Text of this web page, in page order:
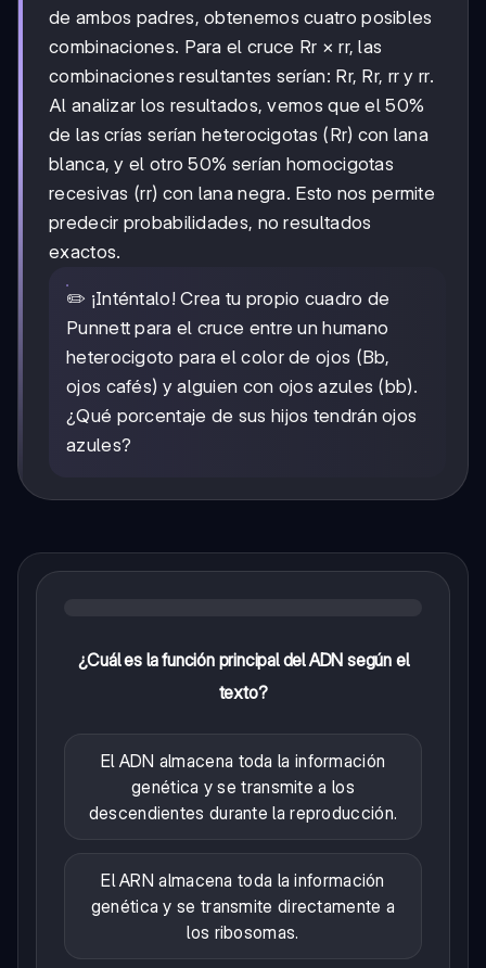
de ambos padres, obtenemos cuatro posibles
combinaciones. Para el cruce Rr × rr, las
combinaciones resultantes serían: Rr, Rr, rr y rr.
Al analizar los resultados, vemos que el 50%
de las crías serían heterocigotas (Rr) con lana
blanca, y el otro 50% serían homocigotas
recesivas (rr) con lana negra. Esto nos permite
predecir probabilidades, no resultados
exactos.
✏️ ¡Inténtalo! Crea tu propio cuadro de
Punnett para el cruce entre un humano
heterocigoto para el color de ojos (Bb,
ojos cafés) y alguien con ojos azules (bb).
¿Qué porcentaje de sus hijos tendrán ojos
azules?
¿Cuál es la función principal del ADN según el
texto?
El ADN almacena toda la información
genética y se transmite a los
descendientes durante la reproducción.
El ARN almacena toda la información
genética y se transmite directamente a
los ribosomas.